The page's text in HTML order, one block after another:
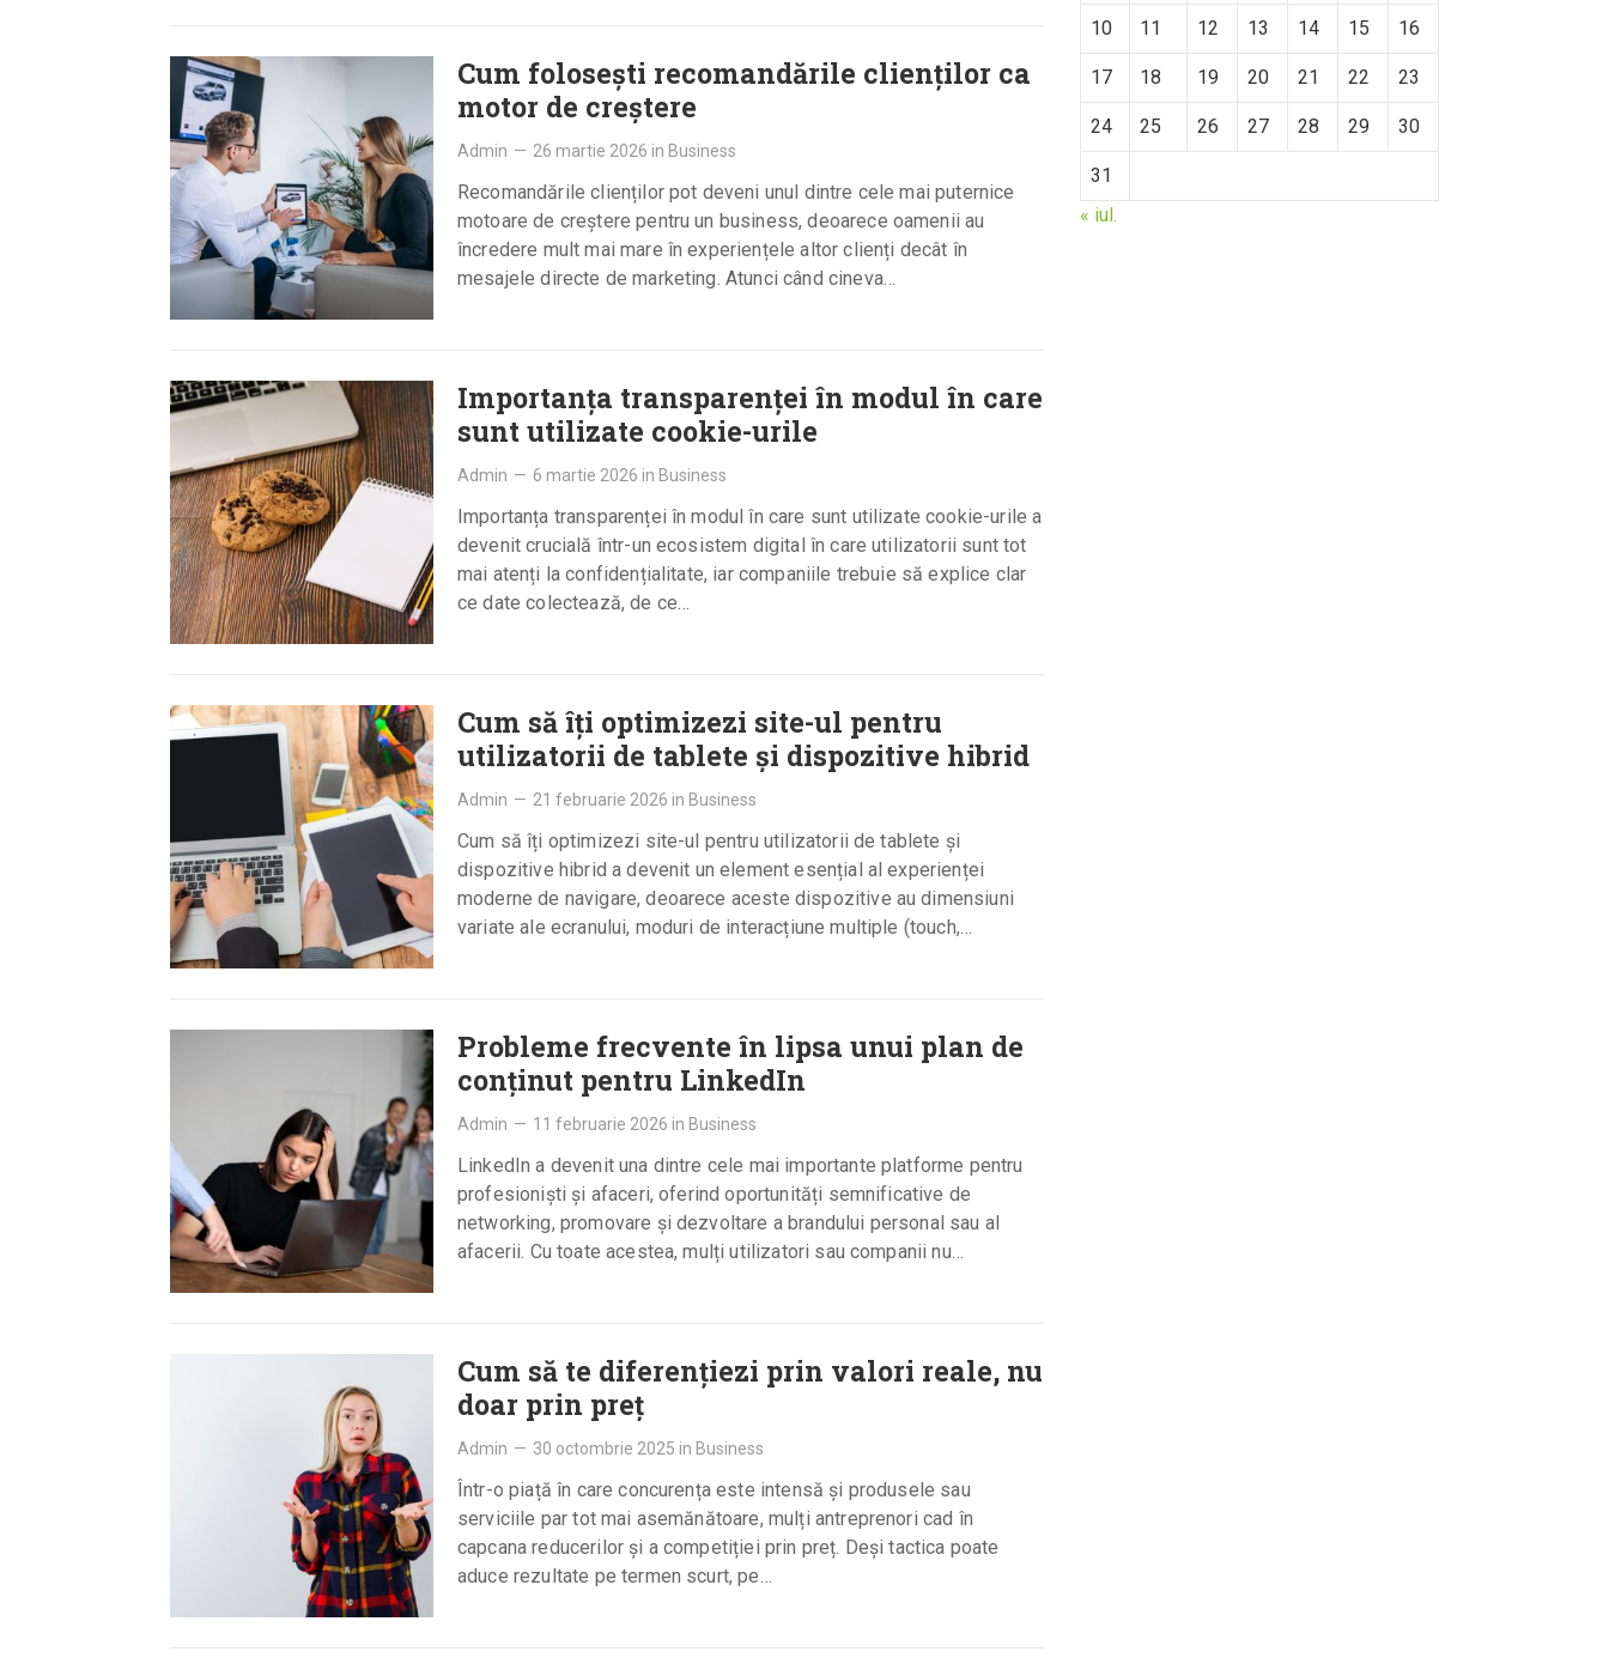
Cum folosești recomandările clienților ca
motor de creștere
Admin — 26 martie 2026 in Business
Recomandările clienților pot deveni unul dintre cele mai puternice
motoare de creștere pentru un business, deoarece oamenii au
încredere mult mai mare în experiențele altor clienți decât în
mesajele directe de marketing. Atunci când cineva…
Importanța transparenței în modul în care
sunt utilizate cookie-urile
Admin — 6 martie 2026 in Business
Importanța transparenței în modul în care sunt utilizate cookie-urile a
devenit crucială într-un ecosistem digital în care utilizatorii sunt tot
mai atenți la confidențialitate, iar companiile trebuie să explice clar
ce date colectează, de ce…
Cum să îți optimizezi site-ul pentru
utilizatorii de tablete și dispozitive hibrid
Admin — 21 februarie 2026 in Business
Cum să îți optimizezi site-ul pentru utilizatorii de tablete și
dispozitive hibrid a devenit un element esențial al experienței
moderne de navigare, deoarece aceste dispozitive au dimensiuni
variate ale ecranului, moduri de interacțiune multiple (touch,…
Probleme frecvente în lipsa unui plan de
conținut pentru LinkedIn
Admin — 11 februarie 2026 in Business
LinkedIn a devenit una dintre cele mai importante platforme pentru
profesioniști și afaceri, oferind oportunități semnificative de
networking, promovare și dezvoltare a brandului personal sau al
afacerii. Cu toate acestea, mulți utilizatori sau companii nu…
Cum să te diferențiezi prin valori reale, nu
doar prin preț
Admin — 30 octombrie 2025 in Business
Într-o piață în care concurența este intensă și produsele sau
serviciile par tot mai asemănătoare, mulți antreprenori cad în
capcana reducerilor și a competiției prin preț. Deși tactica poate
aduce rezultate pe termen scurt, pe…
10 11 12 13 14 15 16
17 18 19 20 21 22 23
24 25 26 27 28 29 30
31
« iul.